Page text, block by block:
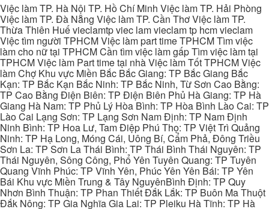
Việc làm TP. Hà Nội TP. Hồ Chí Minh Việc làm TP. Hải Phòng
Việc làm TP. Đà Nẵng Việc làm TP. Cần Thơ Việc làm TP.
Thừa Thiên Huế vieclamtp viec lam vieclam tp hcm vieclam
Việc tìm người TPHCM Việc làm part time TPHCM Tìm việc
làm cho nữ tại TPHCM Cần tìm việc làm gấp Tìm việc làm tại
TPHCM Việc làm Part time tại nhà Việc làm Tốt TPHCM Việc
làm Chợ Khu vực Miền Bắc Bắc Giang: TP Bắc Giang Bắc
Kạn: TP Bắc Kạn Bắc Ninh: TP Bắc Ninh, Từ Sơn Cao Bằng:
TP Cao Bằng Điện Biên: TP Điện Biên Phủ Hà Giang: TP Hà
Giang Hà Nam: TP Phủ Lý Hòa Bình: TP Hòa Bình Lào Cai: TP
Lào Cai Lạng Sơn: TP Lạng Sơn Nam Định: TP Nam Định
Ninh Bình: TP Hoa Lư, Tam Điệp Phú Thọ: TP Việt Trì Quảng
Ninh: TP Hạ Long, Móng Cái, Uông Bí, Cẩm Phả, Đông Triều
Sơn La: TP Sơn La Thái Bình: TP Thái Bình Thái Nguyên: TP
Thái Nguyên, Sông Công, Phổ Yên Tuyên Quang: TP Tuyên
Quang Vĩnh Phúc: TP Vĩnh Yên, Phúc Yên Yên Bái: TP Yên
Bái Khu vực Miền Trung & Tây NguyênBình Định: TP Quy
Nhơn Bình Thuận: TP Phan Thiết Đắk Lắk: TP Buôn Ma Thuột
Đắk Nông: TP Gia Nghĩa Gia Lai: TP Pleiku Hà Tĩnh: TP Hà